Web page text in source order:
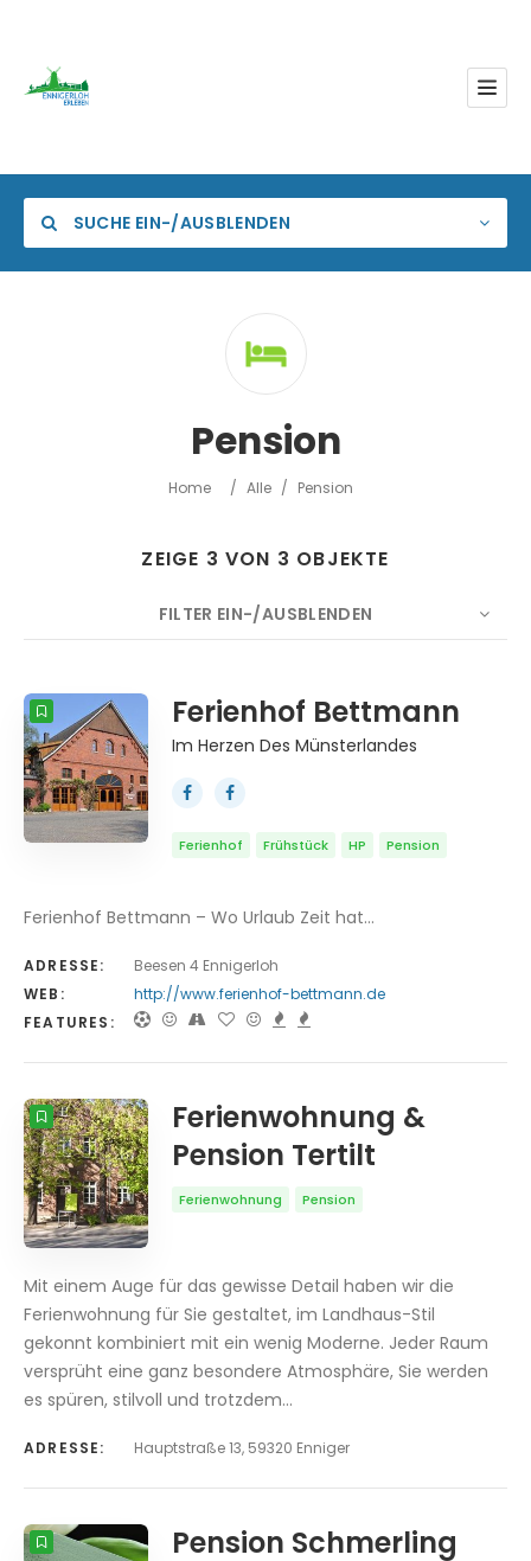
SUCHE EIN-/AUSBLENDEN
Pension
Home / Alle / Pension
ZEIGE 3 VON 3 OBJEKTE
FILTER EIN-/AUSBLENDEN
ANZAHL SORTIEREN NACH
REIHENFOLGE
Ferienhof Bettmann
Im Herzen Des Münsterlandes
Ferienhof Frühstück HP Pension
Ferienhof Bettmann – Wo Urlaub Zeit hat…
ADRESSE:
Beesen 4 Ennigerloh
WEB:
http://www.ferienhof-bettmann.de
FEATURES:
Ferienwohnung &
Pension Tertilt
Ferienwohnung Pension
Mit einem Auge für das gewisse Detail haben wir die
Ferienwohnung für Sie gestaltet, im Landhaus-Stil
gekonnt kombiniert mit ein wenig Moderne. Jeder Raum
versprüht eine ganz besondere Atmosphäre, Sie werden
es spüren, stilvoll und trotzdem…
ADRESSE: Hauptstraße 13, 59320 Enniger
Pension Schmerling